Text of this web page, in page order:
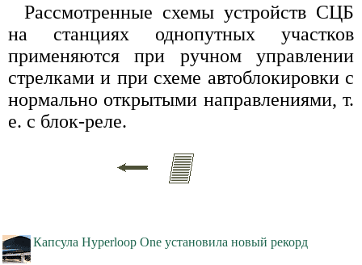
Рассмотренные схемы устройств СЦБ
на станциях однопутных участков
применяются при ручном управлении
стрелками и при схеме автоблокировки с
нормально открытыми направлениями, т.
е. с блок-реле.
Капсула Hyperloop One установила новый рекорд